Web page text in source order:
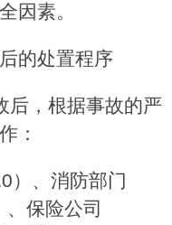
因素。
的处置程序
后，根据事故的严
：
）、消防部门
、保险公司